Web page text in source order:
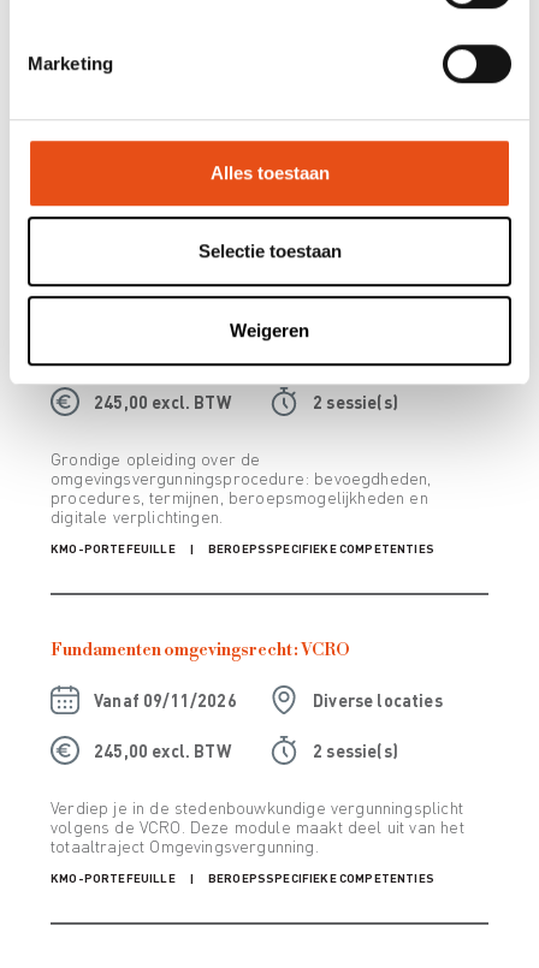
Marketing
Alles toestaan
Selectie toestaan
Weigeren
Krijg inzicht in ruimtelijke planning en haar impact op
structuurplannen, RUP's, bestemmingsvoorschriften en
beleidsinstrumente
Fundamenten omgevingsrecht: de
omgevingsvergunningsprocedure
245,00 excl. BTW 2 sessie(s)
Grondige opleiding over de
omgevingsvergunningsprocedure: bevoegdheden,
procedures, termijnen, beroepsmogelijkheden en
digitale verplichtingen.
KMO-PORTEFEUILLE BEROEPSSPECIFIEKE COMPETENTIES
Fundamenten omgevingsrecht: VCRO
Vanaf 09/11/2026 Diverse locaties
245,00 excl. BTW 2 sessie(s)
Verdiep je in de stedenbouwkundige vergunningsplicht
volgens de VCRO. Deze module maakt deel uit van het
totaaltraject Omgevingsvergunning.
KMO-PORTEFEUILLE BEROEPSSPECIFIEKE COMPETENTIES